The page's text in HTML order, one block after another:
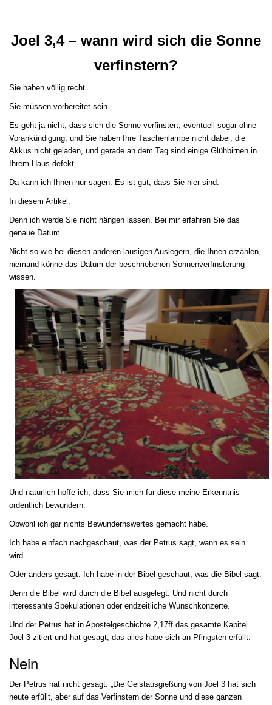
Joel 3,4 – wann wird sich die Sonne
verfinstern?
Sie haben völlig recht.
Sie müssen vorbereitet sein.
Es geht ja nicht, dass sich die Sonne verfinstert, eventuell sogar ohne
Vorankündigung, und Sie haben Ihre Taschenlampe nicht dabei, die
Akkus nicht geladen, und gerade an dem Tag sind einige Glühbirnen in
Ihrem Haus defekt.
Da kann ich Ihnen nur sagen: Es ist gut, dass Sie hier sind.
In diesem Artikel.
Denn ich werde Sie nicht hängen lassen. Bei mir erfahren Sie das
genaue Datum.
Nicht so wie bei diesen anderen lausigen Auslegern, die Ihnen erzählen,
niemand könne das Datum der beschriebenen Sonnenverfinsterung
wissen.
Und natürlich hoffe ich, dass Sie mich für diese meine Erkenntnis
ordentlich bewundern.
Obwohl ich gar nichts Bewundernswertes gemacht habe.
Ich habe einfach nachgeschaut, was der Petrus sagt, wann es sein
wird.
Oder anders gesagt: Ich habe in der Bibel geschaut, was die Bibel sagt.
Denn die Bibel wird durch die Bibel ausgelegt. Und nicht durch
interessante Spekulationen oder endzeitliche Wunschkonzerte.
Und der Petrus hat in Apostelgeschichte 2,17ff das gesamte Kapitel
Joel 3 zitiert und hat gesagt, das alles habe sich an Pfingsten erfüllt.
Nein
Der Petrus hat nicht gesagt: „Die Geistausgießung von Joel 3 hat sich
heute erfüllt, aber auf das Verfinstern der Sonne und diese ganzen